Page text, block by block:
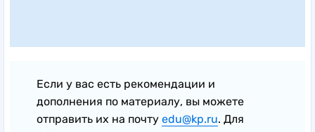
Если у вас есть рекомендации и
дополнения по материалу, вы можете
отправить их на почту edu@kp.ru. Для